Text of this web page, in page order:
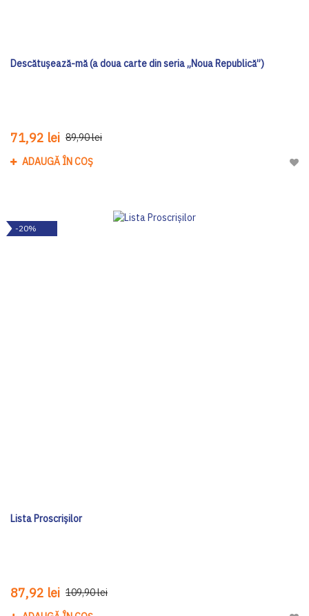
Descătușează-mă (a doua carte din seria „Noua Republică”)
71,92 lei 89,90 lei
ADAUGĂ ÎN COȘ
-20%
Lista Proscrișilor
87,92 lei 109,90 lei